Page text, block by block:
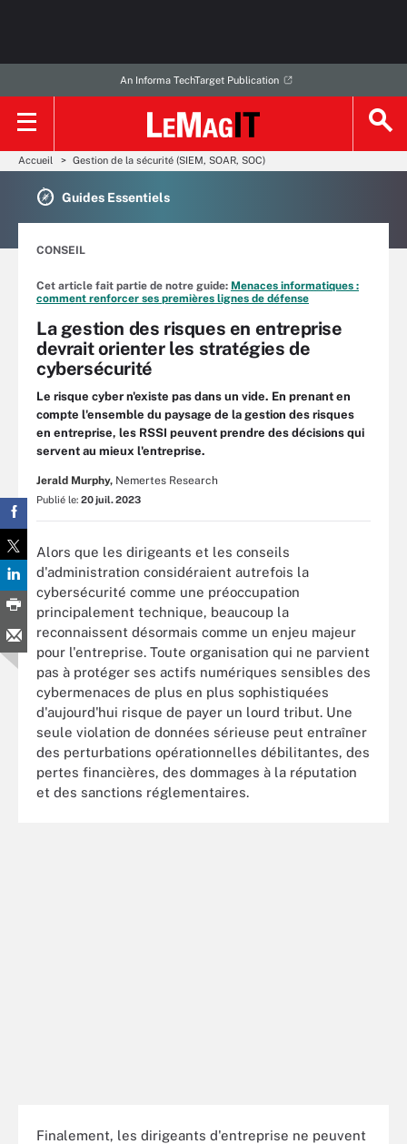
An Informa TechTarget Publication
Accueil Gestion de la sécurité (SIEM, SOAR, SOC)
Guides Essentiels
CONSEIL
Cet article fait partie de notre guide: Menaces informatiques :
comment renforcer ses premières lignes de défense
La gestion des risques en entreprise
devrait orienter les stratégies de
cybersécurité
Le risque cyber n'existe pas dans un vide. En prenant en
compte l'ensemble du paysage de la gestion des risques
en entreprise, les RSSI peuvent prendre des décisions qui
servent au mieux l'entreprise.
Jerald Murphy, Nemertes Research
Publié le: 20 juil. 2023
Alors que les dirigeants et les conseils
d'administration considéraient autrefois la
cybersécurité comme une préoccupation
principalement technique, beaucoup la
reconnaissent désormais comme un enjeu majeur
pour l'entreprise. Toute organisation qui ne parvient
pas à protéger ses actifs numériques sensibles des
cybermenaces de plus en plus sophistiquées
d'aujourd'hui risque de payer un lourd tribut. Une
seule violation de données sérieuse peut entraîner
des perturbations opérationnelles débilitantes, des
pertes financières, des dommages à la réputation
et des sanctions réglementaires.
Finalement, les dirigeants d'entreprise ne peuvent